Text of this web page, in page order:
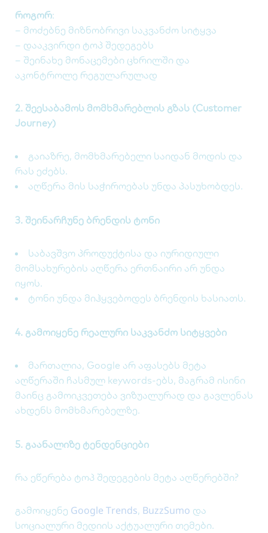
როგორ:
– მოძებნე მიზნობრივი საკვანძო სიტყვა
– დააკვირდი ტოპ შედეგებს
– შეინახე მონაცემები ცხრილში და
აკონტროლე რეგულარულად
2. შეესაბამოს მომხმარებლის გზას (Customer
Journey)
გაიაზრე, მომხმარებელი საიდან მოდის და
რას ეძებს.
აღწერა მის საჭიროებას უნდა პასუხობდეს.
3. შეინარჩუნე ბრენდის ტონი
საბავშვო პროდუქტისა და იურიდიული
მომსახურების აღწერა ერთნაირი არ უნდა
იყოს.
ტონი უნდა მიჰყვებოდეს ბრენდის ხასიათს.
4. გამოიყენე რეალური საკვანძო სიტყვები
მართალია, Google არ აფასებს მეტა
აღწერაში ჩასმულ keywords-ებს, მაგრამ ისინი
მაინც გამოიკვეთება ვიზუალურად და გავლენას
ახდენს მომხმარებელზე.
5. გაანალიზე ტენდენციები
რა ეწერება ტოპ შედეგების მეტა აღწერებში?
გამოიყენე Google Trends, BuzzSumo და
სოციალური მედიის აქტუალური თემები.